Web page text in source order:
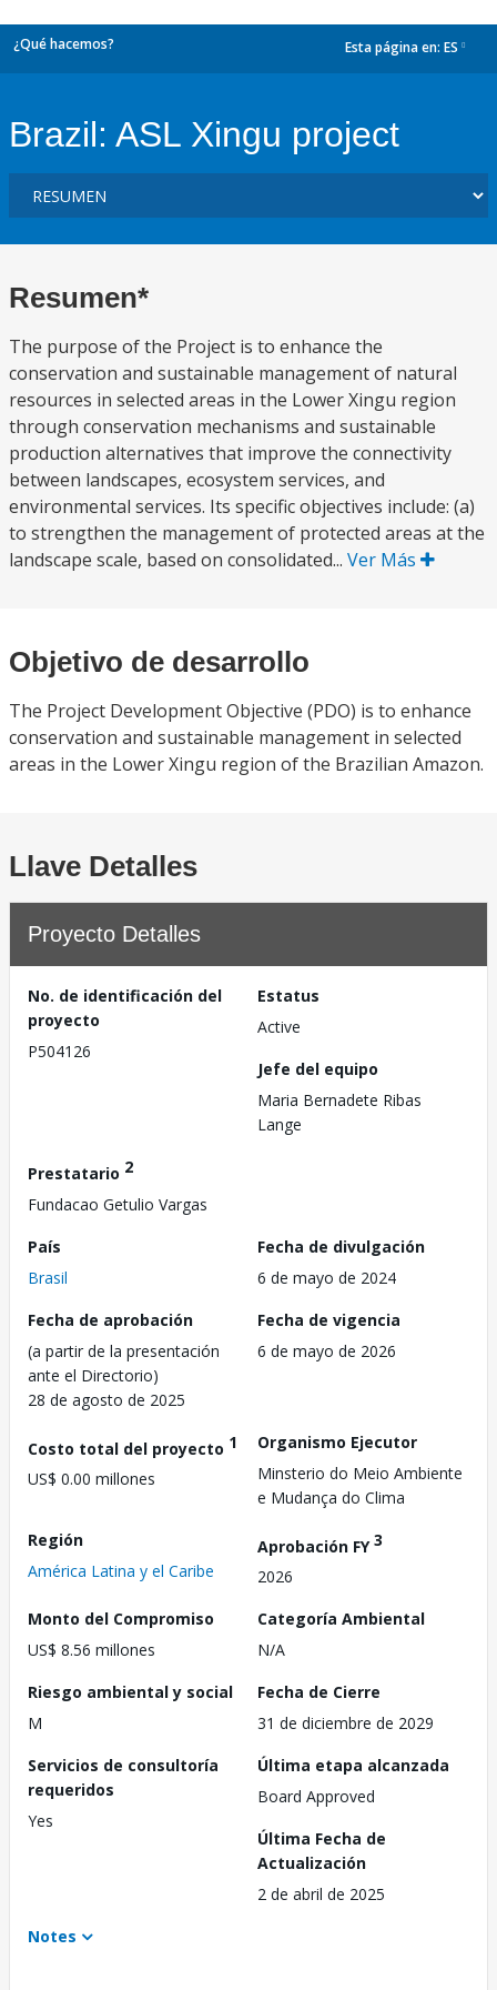
¿Qué hacemos? Esta página en: ES
Brazil: ASL Xingu project
Resumen*
The purpose of the Project is to enhance the
conservation and sustainable management of natural
resources in selected areas in the Lower Xingu region
through conservation mechanisms and sustainable
production alternatives that improve the connectivity
between landscapes, ecosystem services, and
environmental services. Its specific objectives include: (a)
to strengthen the management of protected areas at the
landscape scale, based on consolidated... Ver Más
Objetivo de desarrollo
The Project Development Objective (PDO) is to enhance
conservation and sustainable management in selected
areas in the Lower Xingu region of the Brazilian Amazon.
Llave Detalles
Proyecto Detalles
No. de identificación del
proyecto
P504126
Estatus
Active
Jefe del equipo
Maria Bernadete Ribas
Lange
Prestatario 2
Fundacao Getulio Vargas
País
Brasil
Fecha de divulgación
6 de mayo de 2024
Fecha de aprobación
(a partir de la presentación
ante el Directorio)
28 de agosto de 2025
Fecha de vigencia
6 de mayo de 2026
Costo total del proyecto 1
US$ 0.00 millones
Organismo Ejecutor
Minsterio do Meio Ambiente
e Mudança do Clima
Región
América Latina y el Caribe
Aprobación FY3
2026
Monto del Compromiso
US$ 8.56 millones
Categoría Ambiental
N/A
Riesgo ambiental y social
M
Fecha de Cierre
31 de diciembre de 2029
Servicios de consultoría
requeridos
Yes
Última etapa alcanzada
Board Approved
Última Fecha de
Actualización
2 de abril de 2025
Notes